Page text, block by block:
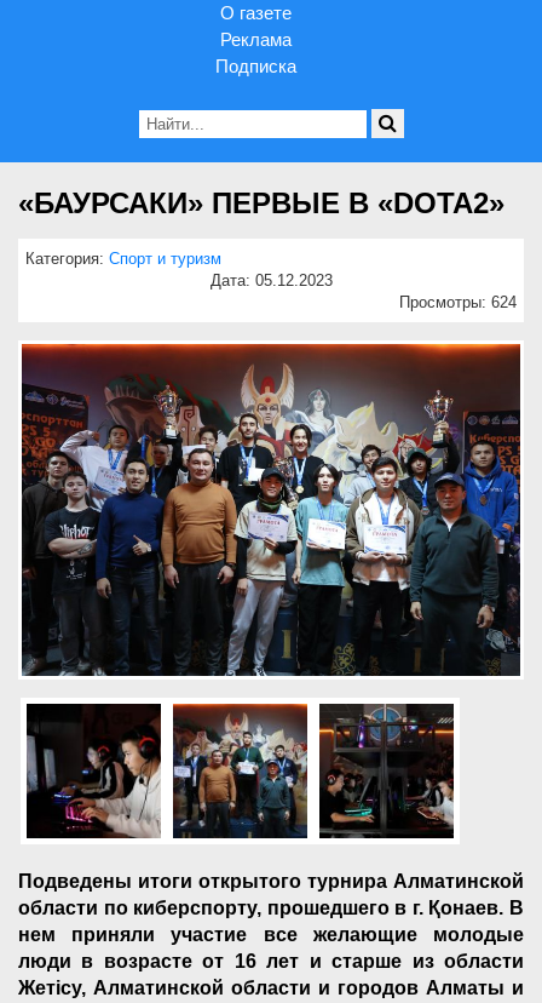
О газете
Реклама
Подписка
«БАУРСАКИ» ПЕРВЫЕ В «DOTA2»
Категория: Спорт и туризм
Дата: 05.12.2023
Просмотры: 624
Подведены итоги открытого турнира Алматинской
области по киберспорту, прошедшего в г. Қонаев. В
нем приняли участие все желающие молодые
люди в возрасте от 16 лет и старше из области
Жетісу, Алматинской области и городов Алматы и